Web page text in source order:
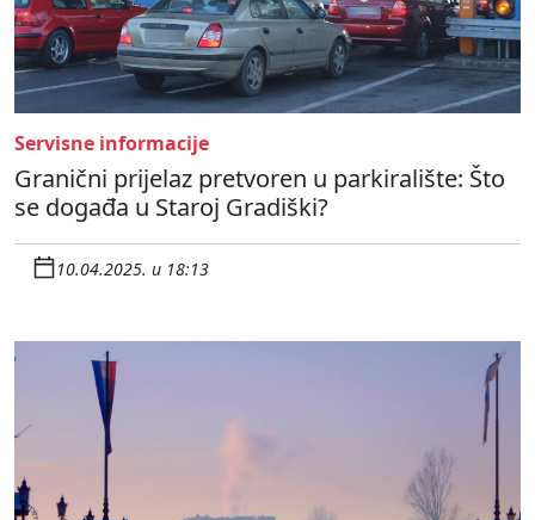
Servisne informacije
Granični prijelaz pretvoren u parkiralište: Što
se događa u Staroj Gradiški?
10.04.2025. u 18:13